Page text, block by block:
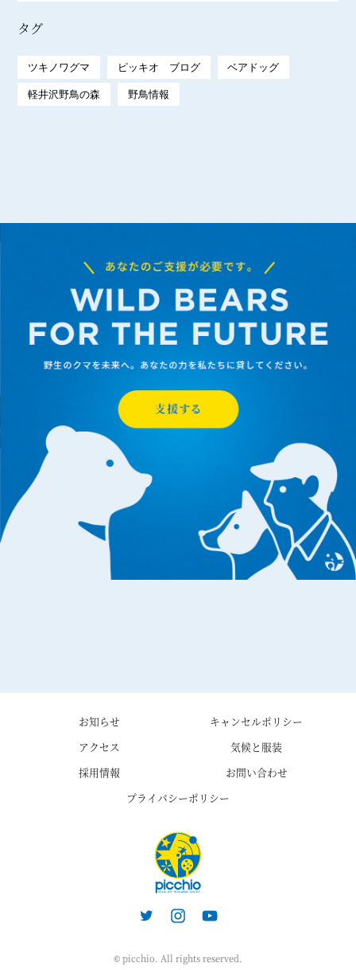
タグ
ツキノワグマ ピッキオ ブログ ベアドッグ
軽井沢野鳥の森 野鳥情報
お知らせ
キャンセルポリシー
アクセス
気候と服装
採用情報
お問い合わせ
プライバシーポリシー
© picchio. All rights reserved.